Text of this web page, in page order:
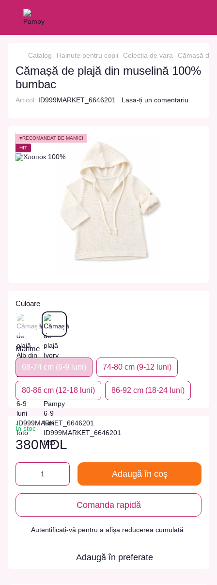
Catalog Hainute pentru copii Colectia de vara Cămașă de
Cămașă de plajă din muselină 100%
bumbac
Articol: ID999MARKET_6646201 Lasa-ți un comentariu
♥RECOMANDAT DE MĂMICI
HIT
Culoare
Marime
68-74 сm (6-9 luni) 74-80 сm (9-12 luni)
80-86 сm (12-18 luni) 86-92 сm (18-24 luni)
În stoc
380MDL
Adaugă în coș
Comanda rapidă
Autentificați-vă pentru a afișa reducerea cumulată
Adaugă în preferate